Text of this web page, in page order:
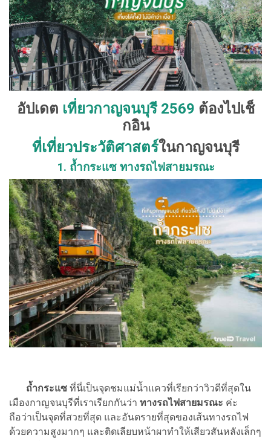
อัปเดต เที่ยวกาญจนบุรี 2569 ต้องไปเช็
กอิน
ที่เที่ยวประวัติศาสตร์ในกาญจนบุรี
1. ถ้ำกระแซ ทางรถไฟสายมรณะ
ถ้ำกระแซ ที่นี่เป็นจุดชมแม่น้ำแควที่เรียกว่าวิวดีที่สุดใน
เมืองกาญจนบุรีที่เราเรียกกันว่า ทางรถไฟสายมรณะ ค่ะ
ถือว่าเป็นจุดที่สวยที่สุด และอันตรายที่สุดของเส้นทางรถไฟ
ด้วยความสูงมากๆ และติดเลียบหน้าผาทำให้เสียวสันหลังเล็กๆ